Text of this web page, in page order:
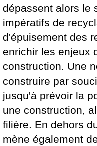
dépassent alors le
impératifs de
d'épuisement des
enrichir les enjeux
construction. Une
construire par
jusqu'à prévoir la
une construction,
filière. En dehors
mène également